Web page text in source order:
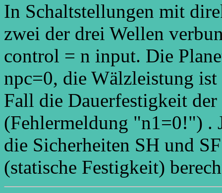
In Schaltstellungen mit
zwei der drei Wellen
control = n input. Die
npc=0, die Wälzleistung
Fall die Dauerfestigkeit
(Fehlermeldung "n1=0!") .
die Sicherheiten SH und
(statische Festigkeit)